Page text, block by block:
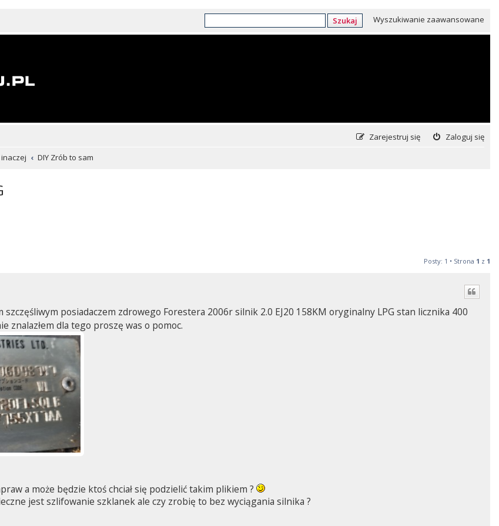
Szukaj Wyszukiwanie zaawansowane
Zaloguj się
Zarejestruj się
DIY Zrób to sam
Posty: 1 • Strona 1 z 1
posiadaczem zdrowego Forestera 2006r silnik 2.0 EJ20 158KM oryginalny LPG stan licznika 400
znalazłem dla tego proszę was o pomoc.
a może będzie ktoś chciał się podzielić takim plikiem ?
jest szlifowanie szklanek ale czy zrobię to bez wyciągania silnika ?